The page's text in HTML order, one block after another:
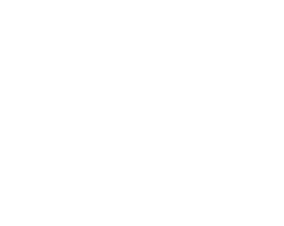
den gewünschten Wert ein